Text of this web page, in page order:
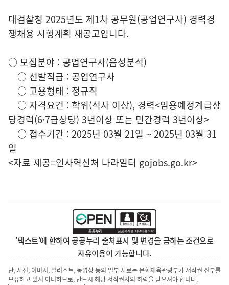
대검찰청 2025년도 제1차 공무원(공업연구사) 경력경
쟁채용 시행계획 재공고입니다.
○ 모집분야 : 공업연구사(음성분석)
○ 선발직급 : 공업연구사
○ 고용형태 : 정규직
○ 자격요건 : 학위(석사 이상), 경력<임용예정계급상
당경력(6·7급상당) 3년이상 또는 민간경력 3년이상>
○ 접수기간 : 2025년 03월 21일 ~ 2025년 03월 31
일
<자료 제공=인사혁신처 나라일터 gojobs.go.kr>
'텍스트'에 한하여 공공누리 출처표시 및 변경을 금하는 조건으로
자유이용이 가능합니다.
단, 사진, 이미지, 일러스트, 동영상 등의 일부 자료는 문화체육관광부가 저작권 전부를
보유하고 있지 아니하므로, 반드시 해당 저작권자의 허락을 받으셔야 합니다.